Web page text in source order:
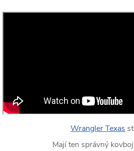
Wrangler Texas
Mají ten správný